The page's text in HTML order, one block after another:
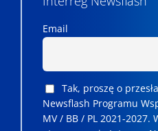
Email
Tak, proszę o
Newsflash Programu
MV / BB / PL 2021-2027.